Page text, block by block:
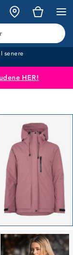
senere
HER!